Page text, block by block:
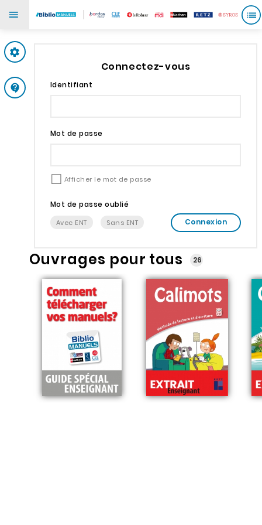
Support
Connectez-vous
Identifiant
Mot de passe
Afficher le mot de passe
Mot de passe oublié
Avec ENT Sans ENT Connexion
Ouvrages pour tous 26